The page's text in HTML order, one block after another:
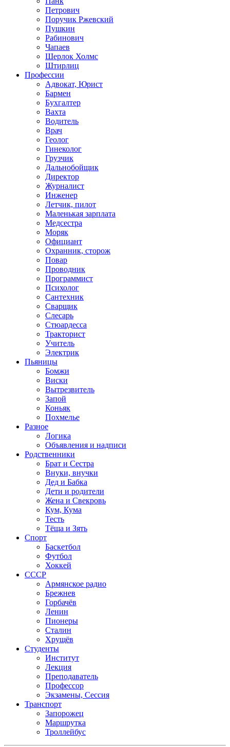
Петрович
Поручик Ржевский
Пушкин
Рабинович
Чапаев
Шерлок Холмс
Штирлиц
Профессии
Адвокат, Юрист
Бармен
Бухгалтер
Вахта
Водитель
Врач
Геолог
Гинеколог
Грузчик
Дальнобойщик
Директор
Журналист
Инженер
Летчик, пилот
Маленькая зарплата
Медсестра
Моряк
Официант
Охранник, сторож
Повар
Проводник
Программист
Психолог
Сантехник
Сварщик
Слесарь
Стюардесса
Тракторист
Учитель
Электрик
Пьяницы
Бомжи
Виски
Вытрезвитель
Запой
Коньяк
Похмелье
Разное
Логика
Объявления и надписи
Родственники
Брат и Сестра
Внуки, внучки
Дед и Бабка
Дети и родители
Жена и Свекровь
Кум, Кума
Тесть
Тёща и Зять
Спорт
Баскетбол
Футбол
Хоккей
СССР
Армянское радио
Брежнев
Горбачёв
Ленин
Пионеры
Сталин
Хрущёв
Студенты
Институт
Лекция
Преподаватель
Профессор
Экзамены, Сессия
Транспорт
Запорожец
Маршрутка
Троллейбус